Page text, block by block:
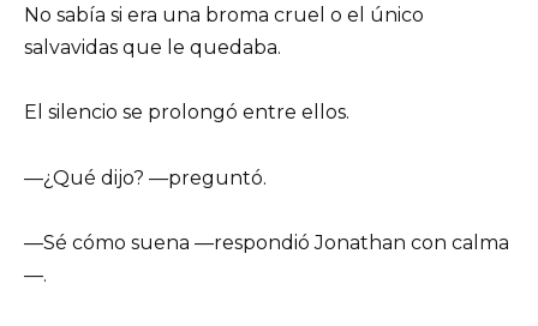
No sabía si era una broma cruel o el único
salvavidas que le quedaba.
El silencio se prolongó entre ellos.
—¿Qué dijo? —preguntó.
—Sé cómo suena —respondió Jonathan con calma
—.